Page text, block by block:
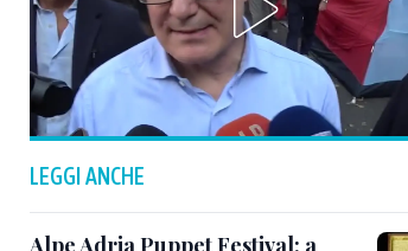
LEGGI ANCHE
Alpe Adria Puppet Festival: a